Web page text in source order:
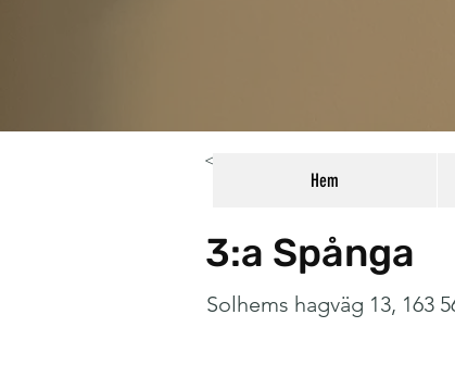
Hem
< Back
3:a Spånga
Solhems hagväg 13, 163